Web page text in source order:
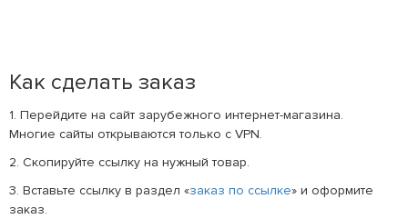
Как сделать заказ
1. Перейдите на сайт зарубежного интернет-магазина.
Многие сайты открываются только с VPN.
2. Скопируйте ссылку на нужный товар.
3. Вставьте ссылку в раздел «заказ по ссылке» и оформите
заказ.